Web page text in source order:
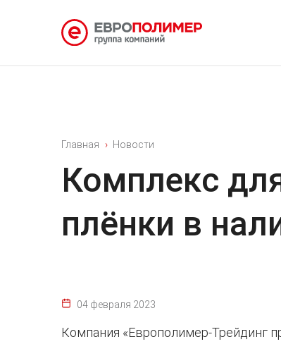
Главная Новости
Комплекс
плёнки в
04 февраля 2023
Компания «Европолимер-Трейдинг